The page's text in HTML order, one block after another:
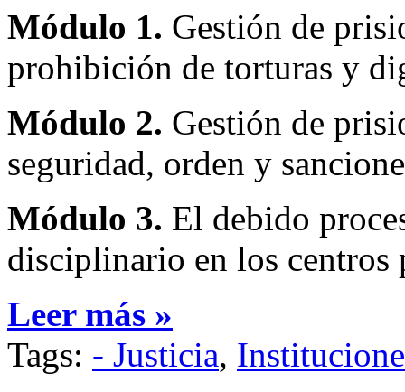
Módulo 1. Gestión de
prohibición de torturas y
Módulo 2. Gestión de
seguridad, orden y
Módulo 3. El debido
disciplinario en los centros
Leer más »
Tags: - Justicia,